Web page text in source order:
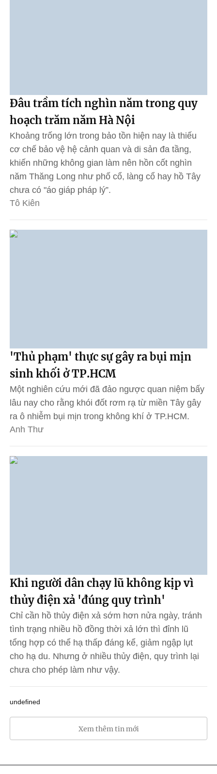
Đâu trầm tích nghìn năm trong quy
hoạch trăm năm Hà Nội
Khoảng trống lớn trong bảo tồn hiện nay là thiếu
cơ chế bảo vệ hệ cảnh quan và di sản đa tầng,
khiến những không gian làm nên hồn cốt nghìn
năm Thăng Long như phố cổ, làng cổ hay hồ Tây
chưa có "áo giáp pháp lý”.
Tô Kiên
'Thủ phạm' thực sự gây ra bụi mịn
sinh khối ở TP.HCM
Một nghiên cứu mới đã đảo ngược quan niệm bấy
lâu nay cho rằng khói đốt rơm rạ từ miền Tây gây
ra ô nhiễm bụi mịn trong không khí ở TP.HCM.
Anh Thư
Khi người dân chạy lũ không kịp vì
thủy điện xả 'đúng quy trình'
Chỉ cần hồ thủy điện xả sớm hơn nửa ngày, tránh
tình trạng nhiều hồ đồng thời xả lớn thì đỉnh lũ
tổng hợp có thể hạ thấp đáng kể, giảm ngập lụt
cho hạ du. Nhưng ở nhiều thủy điện, quy trình lại
chưa cho phép làm như vậy.
undefined
Xem thêm tin mới